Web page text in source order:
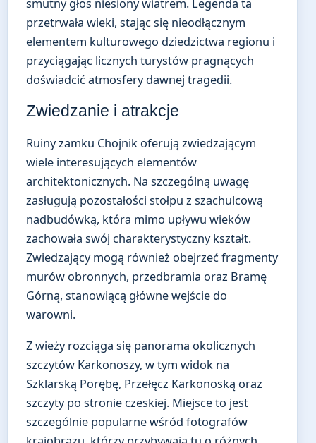
smutny głos niesiony wiatrem. Legenda ta
przetrwała wieki, stając się nieodłącznym
elementem kulturowego dziedzictwa regionu i
przyciągając licznych turystów pragnących
doświadcić atmosfery dawnej tragedii.
Zwiedzanie i atrakcje
Ruiny zamku Chojnik oferują zwiedzającym
wiele interesujących elementów
architektonicznych. Na szczególną uwagę
zasługują pozostałości stołpu z szachulcową
nadbudówką, która mimo upływu wieków
zachowała swój charakterystyczny kształt.
Zwiedzający mogą również obejrzeć fragmenty
murów obronnych, przedbramia oraz Bramę
Górną, stanowiącą główne wejście do
warowni.
Z wieży rozciąga się panorama okolicznych
szczytów Karkonoszy, w tym widok na
Szklarską Porębę, Przełęcz Karkonoską oraz
szczyty po stronie czeskiej. Miejsce to jest
szczególnie popularne wśród fotografów